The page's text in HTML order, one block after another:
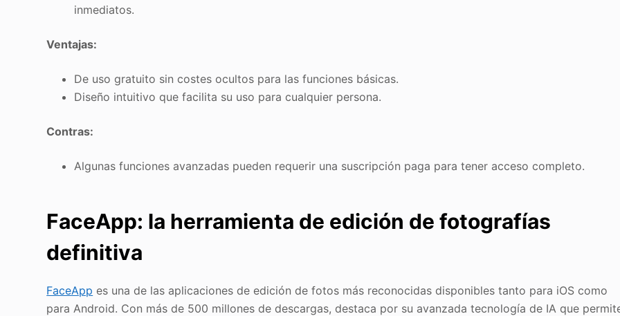
inmediatos.
Ventajas:
De uso gratuito sin costes ocultos para las funciones básicas.
Diseño intuitivo que facilita su uso para cualquier persona.
Contras:
Algunas funciones avanzadas pueden requerir una suscripción paga para tener acceso completo.
FaceApp: la herramienta de edición de fotografías
definitiva
FaceApp es una de las aplicaciones de edición de fotos más reconocidas disponibles tanto para iOS como
para Android. Con más de 500 millones de descargas, destaca por su avanzada tecnología de IA que